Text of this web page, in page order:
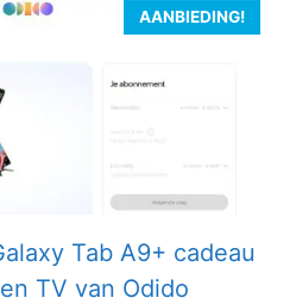
AANBIEDING!
Tab A9+ cadeau
TV van Odido